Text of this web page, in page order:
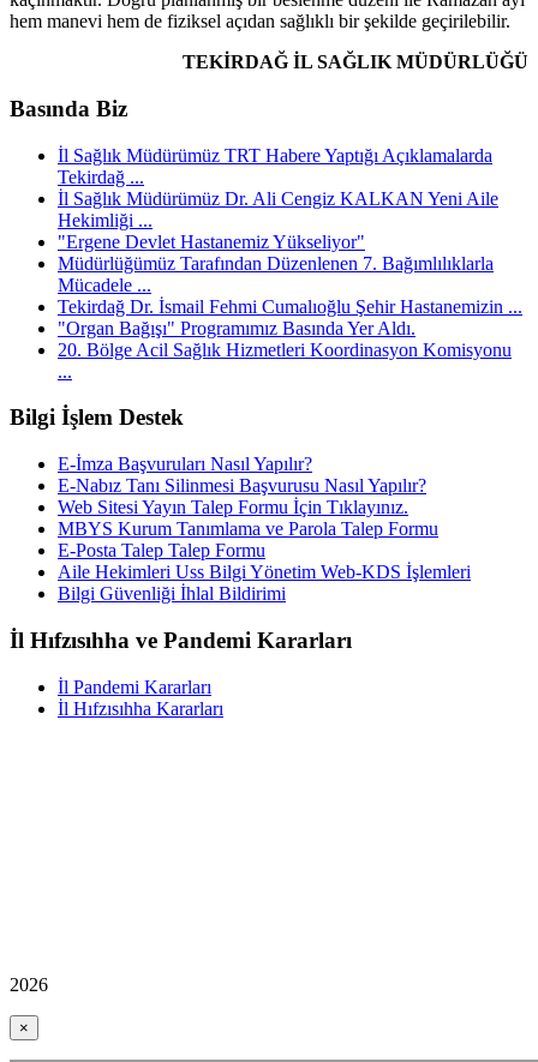
hem manevi hem de fiziksel açıdan sağlıklı bir şekilde geçirilebilir.
TEKİRDAĞ İL SAĞLIK MÜDÜRLÜĞÜ
Basında Biz
İl Sağlık Müdürümüz TRT Habere Yaptığı Açıklamalarda
Tekirdağ ...
İl Sağlık Müdürümüz Dr. Ali Cengiz KALKAN Yeni Aile
Hekimliği ...
"Ergene Devlet Hastanemiz Yükseliyor"
Müdürlüğümüz Tarafından Düzenlenen 7. Bağımlılıklarla
Mücadele ...
Tekirdağ Dr. İsmail Fehmi Cumalıoğlu Şehir Hastanemizin ...
"Organ Bağışı" Programımız Basında Yer Aldı.
20. Bölge Acil Sağlık Hizmetleri Koordinasyon Komisyonu
...
Bilgi İşlem Destek
E-İmza Başvuruları Nasıl Yapılır?
E-Nabız Tanı Silinmesi Başvurusu Nasıl Yapılır?
Web Sitesi Yayın Talep Formu İçin Tıklayınız.
MBYS Kurum Tanımlama ve Parola Talep Formu
E-Posta Talep Talep Formu
Aile Hekimleri Uss Bilgi Yönetim Web-KDS İşlemleri
Bilgi Güvenliği İhlal Bildirimi
İl Hıfzısıhha ve Pandemi Kararları
İl Pandemi Kararları
İl Hıfzısıhha Kararları
2026
×